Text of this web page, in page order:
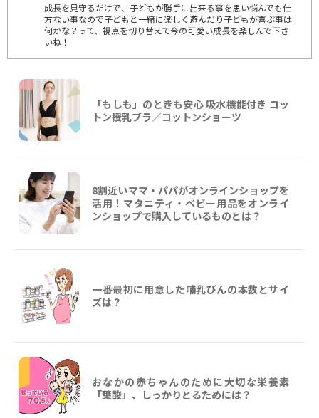
成長を見守るだけで、子どもが勝手に出来る事を思い悩んでも仕
方ない事なので子どもと一緒に楽しく遊んだり子どもが喜ぶ事は
何かな？って、視点を切り替えて今の可愛い成長を楽しんで下さ
いね！
「もしも」のときも安心 吸水機能付き コッ
トン授乳ブラ／コットンショーツ
8割近いママ・パパがオンラインショップを
活用！マタニティ・ベビー用品をオンライ
ンショップで購入しているものとは？
一番最初に用意した哺乳びんの本数とサイ
ズは？
おなかの赤ちゃんのために大切な栄養素
「葉酸」、しっかりとるためには？